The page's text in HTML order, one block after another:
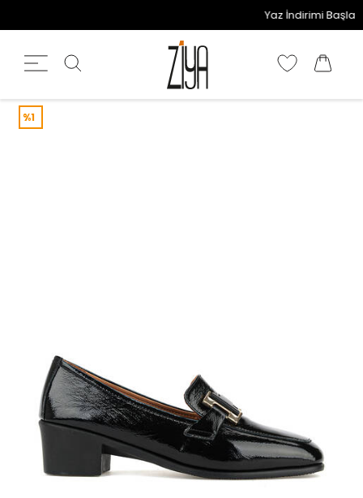
Yaz İndirimi
%1